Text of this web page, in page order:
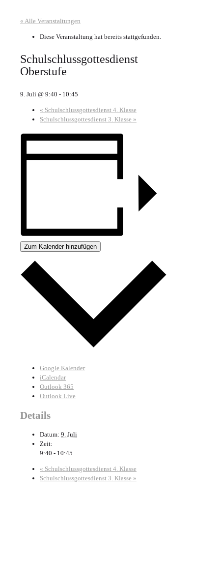
« Alle Veranstaltungen
Diese Veranstaltung hat bereits stattgefunden.
Schulschlussgottesdienst
Oberstufe
9. Juli @ 9:40 - 10:45
« Schulschlussgottesdienst 4. Klasse
Schulschlussgottesdienst 3. Klasse »
Zum Kalender hinzufügen
Google Kalender
iCalendar
Outlook 365
Outlook Live
Details
Datum: 9. Juli
Zeit:
9:40 - 10:45
« Schulschlussgottesdienst 4. Klasse
Schulschlussgottesdienst 3. Klasse »